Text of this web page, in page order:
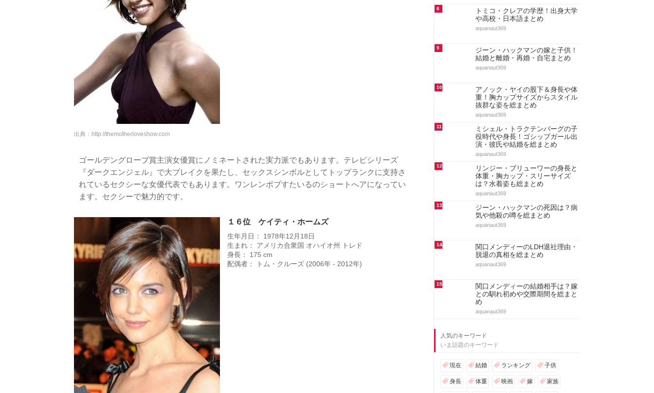
出典： http://themotherloveshow.com
ゴールデングローブ賞主演女優賞にノミネートされた実力派でもあります。テレビシリーズ
『ダークエンジェル』で大ブレイクを果たし、セックスシンボルとしてトップランクに支持さ
れているセクシーな女優代表でもあります。ワンレンボブすたいるのショートへアになってい
ます。セクシーで魅力的です。
１６位 ケイティ・ホームズ
生年月日： 1978年12月18日
生まれ： アメリカ合衆国 オハイオ州 トレド
身長： 175 cm
配偶者： トム・クルーズ (2006年 - 2012年)
8
トミコ・クレアの学歴！出身大学
や高校・日本語まとめ
aquanaut369
9
ジーン・ハックマンの嫁と子供！
結婚と離婚・再婚・自宅まとめ
aquanaut369
10
アノック・ヤイの股下＆身長や体
重！胸カップサイズからスタイル
抜群な姿を総まとめ
aquanaut369
11
ミシェル・トラクテンバーグの子
役時代や身長！ゴシップガール出
演・彼氏や結婚を総まとめ
aquanaut369
12
リンジー・ブリューワーの身長と
体重・胸カップ・スリーサイズ
は？水着姿も総まとめ
aquanaut369
13
ジーン・ハックマンの死因は？病
気や他殺の噂を総まとめ
aquanaut369
14
関口メンディーのLDH退社理由・
脱退の真相を総まとめ
aquanaut369
15
関口メンディーの結婚相手は？嫁
との馴れ初めや交際期間を総まと
め
aquanaut369
人気のキーワード
いま話題のキーワード
現在 結婚 ランキング 子供
身長 体重 映画 嫁 家族